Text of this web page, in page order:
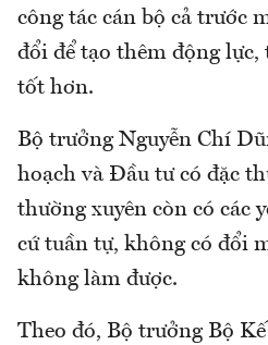
công tác cán bộ cả trước
đổi để tạo thêm động
tốt hơn.
Bộ trưởng Nguyễn Chí
hoạch và Đầu tư có đặc
thường xuyên còn có các
cứ tuần tự, không có đổi
không làm được.
Theo đó, Bộ trưởng Bộ